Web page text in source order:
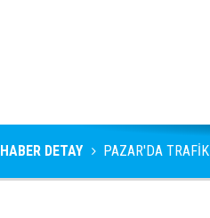
HABER DETAY PAZAR'DA